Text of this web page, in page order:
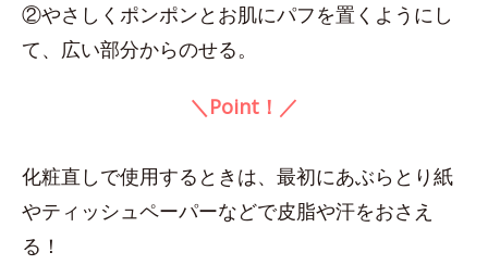
②やさしくポンポンとお肌にパフを置くようにし
て、広い部分からのせる。
＼Point！／
化粧直しで使用するときは、最初にあぶらとり紙
やティッシュペーパーなどで皮脂や汗をおさえ
る！